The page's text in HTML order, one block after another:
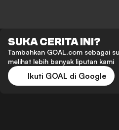
SUKA CERITA INI?
Tambahkan GOAL.com sebagai
melihat lebih banyak liputan kami
Ikuti GOAL di Google